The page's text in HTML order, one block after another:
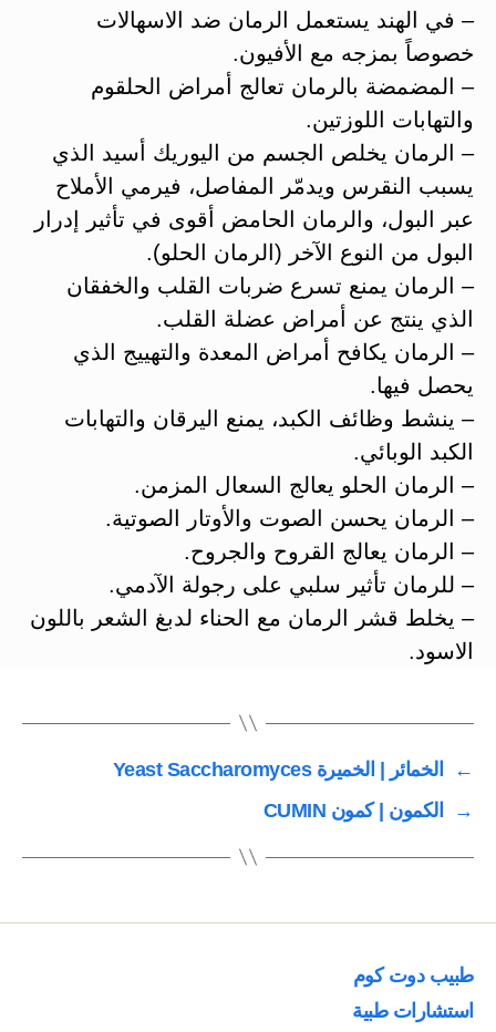
– في الهند يستعمل الرمان ضد الاسهالات
خصوصاً بمزجه مع الأفيون.
– المضمضة بالرمان تعالج أمراض الحلقوم
والتهابات اللوزتين.
– الرمان يخلص الجسم من اليوريك أسيد الذي
يسبب النقرس ويدمّر المفاصل، فيرمي الأملاح
عبر البول، والرمان الحامض أقوى في تأثير إدرار
البول من النوع الآخر (الرمان الحلو).
– الرمان يمنع تسرع ضربات القلب والخفقان
الذي ينتج عن أمراض عضلة القلب.
– الرمان يكافح أمراض المعدة والتهييج الذي
يحصل فيها.
– ينشط وظائف الكبد، يمنع اليرقان والتهابات
الكبد الوبائي.
– الرمان الحلو يعالج السعال المزمن.
– الرمان يحسن الصوت والأوتار الصوتية.
– الرمان يعالج القروح والجروح.
– للرمان تأثير سلبي على رجولة الآدمي.
– يخلط قشر الرمان مع الحناء لدبغ الشعر باللون
الاسود.
←
الخمائر | الخميرة Yeast Saccharomyces
→
الكمون | كمون CUMIN
طبيب دوت كوم
استشارات طبية